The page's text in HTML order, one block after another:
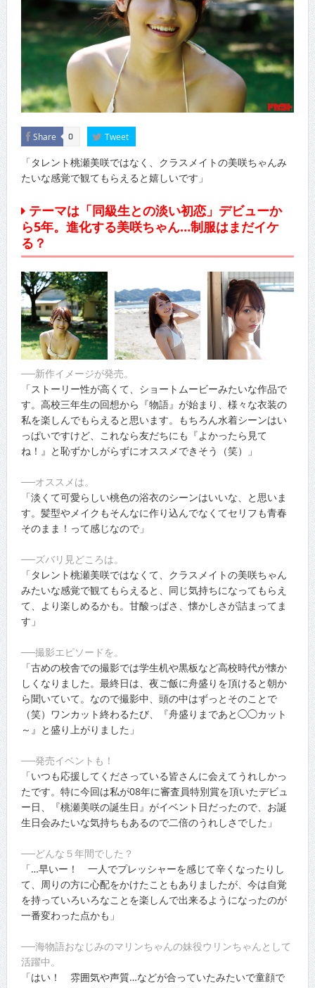
Share 0 Tweet
「タレント桃瀬美咲ではなく、クラスメイトの美咲ちゃんみ
たいな感覚で観てもらえると嬉しいです」
テーマは「同級生との淡い初恋」デビューか
ら5年。進化する美咲ちゃん…制服はまだイケ
る？
──新作イメージが発売。
「ストーリー性が高くて、ショートムービーみたいな作品で
す。高校三年生の回想から『物語』が始まり、様々な衣装の
私を楽しんでもらえると思います。もちろん水着シーンはい
っぱいですけど、これなら友だちにも『よかったら見て
ね！』と恥ずかしがらずにオススメできそう（笑）」
──オススメは。
「淡くて可愛らしい桃色の浴衣のシーンはいいな、と思いま
す。髪型やメイクもそんなに作り込んでなくてセリフも青春
そのまま！って感じなので」
──ズバリ見どころは。
「タレント桃瀬美咲ではなくて、クラスメイトの美咲ちゃん
みたいな感覚で観てもらえると、同じ気持ちになってもらえ
て、より楽しめるかも。甘酸っぱさ、懐かしさが詰まってま
す」
──撮影エピソードを。
「古めの校舎での撮影では学生机や黒板など高校時代が懐か
しくなりました。最終日は、夜ご飯に舟盛りを頂けると朝か
ら聞いていて。なので撮影中、頭の中はずっとそのことで
（笑）ワンカット終わるたび、『舟盛りまであと◯◯カット
～』と盛り上がりました」
──発売イベントも！
「いつも応援してくださっている皆さんに会えてうれしかっ
たです。特に今回は私が08年に審査員特別賞を頂いたデビュ
ー日、『桃瀬美咲の誕生日』がイベント日だったので、お誕
生日会みたいな気持ちもあるので二倍のうれしさでした」
──どんな５年間でした？
「…早いー！ 一人でプレッシャーを感じて辛くなったりし
て、周りの方に心配をかけたこともありましたが、今は自覚
を持っていろいろなことを楽しんで出来るようになったのが
一番変わった点かも」
──海物語おなじみのマリンちゃんの妹役ウリンちゃんとして
活躍中。
「はい！ 雰囲気や声質…などが合っていたみたいで童顔で